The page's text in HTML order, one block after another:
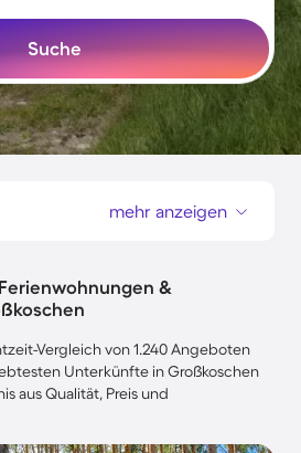
Suche
mehr anzeigen
&
Vergleich von 1.240 Angeboten
Unterkünfte in Großkoschen
aus Qualität, Preis und